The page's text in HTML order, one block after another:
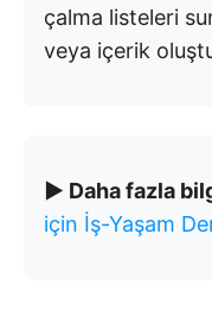
çalma listeleri
veya içerik
▶️ Daha fazla
için İş-Yaşam